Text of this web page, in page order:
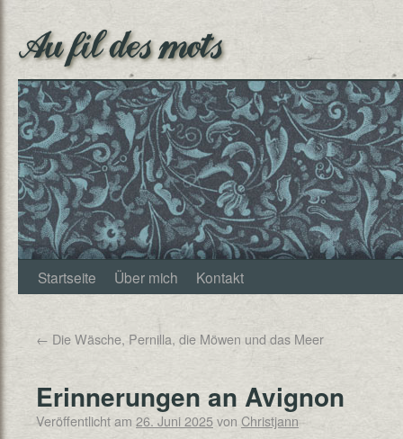
Au fil des mots
Startseite Über mich Kontakt
← Die Wäsche, Pernilla, die Möwen und das Meer
Erinnerungen an Avignon
Veröffentlicht am 26. Juni 2025von Christjann